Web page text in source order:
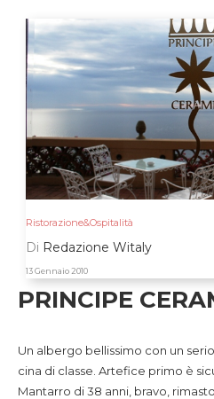
Ristorazione&Ospitalità
Di Redazione Witaly
13 Gennaio 2010
PRINCIPE
Un albergo bellissimo con un
cina di classe. Artefice primo è
Mantarro di 38 anni, bravo,